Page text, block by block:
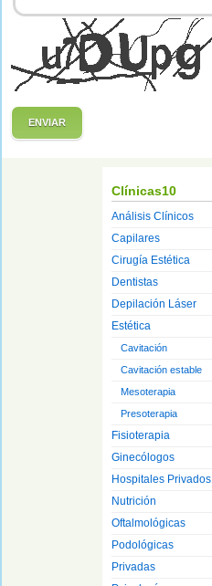
ENVIAR
Clínicas10
Análisis Clínicos
Capilares
Cirugía Estética
Dentistas
Depilación Láser
Estética
Cavitación
Cavitación estable
Mesoterapia
Presoterapia
Fisioterapia
Ginecólogos
Hospitales Privados
Nutrición
Oftalmológicas
Podológicas
Privadas